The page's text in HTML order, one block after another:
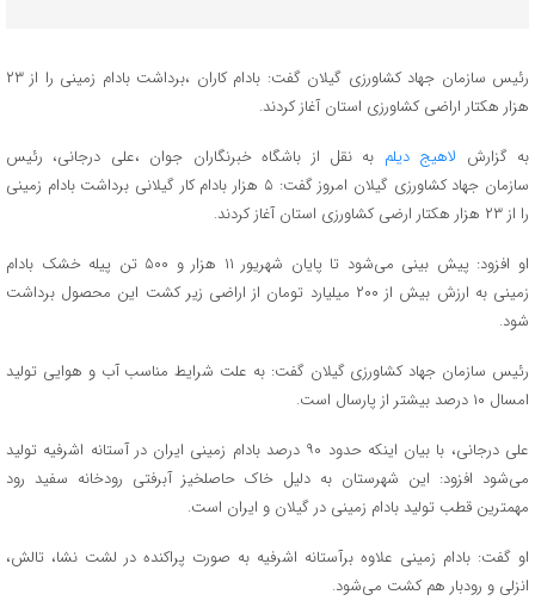
رئیس سازمان جهاد کشاورزی گیلان گفت: بادام کاران ،برداشت بادام زمینی را از ۲۳
هزار هکتار اراضی کشاورزی استان آغاز کردند.
به گزارش لاهیج دیلم به نقل از باشگاه خبرنگاران جوان ،علی درجانی، رئیس
سازمان جهاد کشاورزی گیلان امروز گفت: ۵ هزار بادام کار گیلانی برداشت بادام زمینی
را از ۲۳ هزار هکتار ارضی کشاورزی استان آغاز کردند.
او افزود: پیش بینی می‌شود تا پایان شهریور ۱۱ هزار و ۵۰۰ تن پیله خشک بادام
زمینی به ارزش بیش از ۲۰۰ میلیارد تومان از اراضی زیر کشت این محصول برداشت
شود.
رئیس سازمان جهاد کشاورزی گیلان گفت: به علت شرایط مناسب آب و هوایی تولید
امسال ۱۰ درصد بیشتر از پارسال است.
علی درجانی، با بیان اینکه حدود ۹۰ درصد بادام زمینی ایران در آستانه اشرفیه تولید
می‌شود افزود: این شهرستان به دلیل خاک حاصلخیز آبرفتی رودخانه سفید رود
مهمترین قطب تولید بادام زمینی در گیلان و ایران است.
او گفت: بادام زمینی علاوه برآستانه اشرفیه به صورت پراکنده در لشت نشا، تالش،
انزلی و رودبار هم کشت می‌شود.